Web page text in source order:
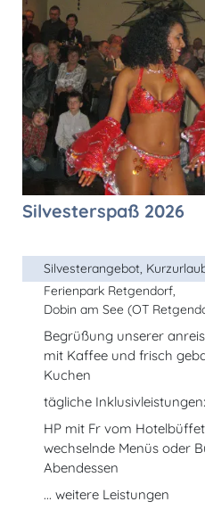
Silvesterspaß 2026
Silvesterangebot,
Ferienpark Retgendorf,
Dobin am See (OT
Begrüßung unserer
mit Kaffee und frisch
Kuchen
tägliche Inklusivleistungen:
HP mit Fr vom
wechselnde Menüs oder
Abendessen
... weitere Leistungen